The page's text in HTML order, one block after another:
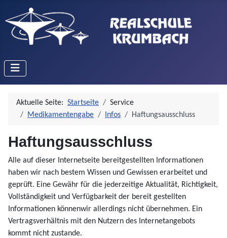
Aktuelle Seite: Startseite
Service
Medikamentengabe
Infos Haftungsausschluss
Haftungsausschluss
Alle auf dieser Internetseite bereitgestellten Informationen
haben wir nach bestem Wissen und Gewissen erarbeitet und
geprüft. Eine Gewähr für die jederzeitige Aktualität, Richtigkeit,
Vollständigkeit und Verfügbarkeit der bereit gestellten
Informationen könnenwir allerdings nicht übernehmen. Ein
Vertragsverhältnis mit den Nutzern des Internetangebots
kommt nicht zustande.